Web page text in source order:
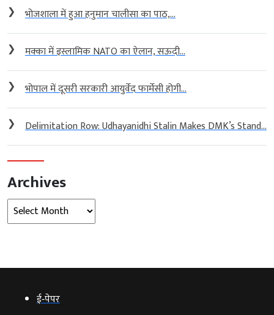
❯ भोजशाला में हुआ हनुमान चालीसा का पाठ,...
❯ मक्का में इस्लामिक NATO का ऐलान, सऊदी...
❯ भोपाल में दूसरी सरकारी आयुर्वेद फार्मेसी होगी...
❯ Delimitation Row: Udhayanidhi Stalin Makes DMK’s Stand...
Archives
Archives
ई‑पेपर